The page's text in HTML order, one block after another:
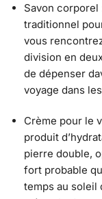
Savon
traditionnel
vous
division en
de dépenser
voyage dans
Crème pour le
produit
pierre double,
fort probable
temps au soleil